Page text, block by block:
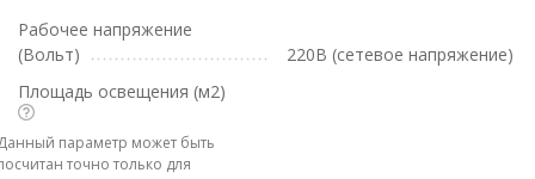
Рабочее напряжение
(Вольт)
220В (сетевое напряжение)
Площадь освещения (м2)
параметр может быть
точно только для